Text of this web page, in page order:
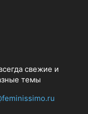
свежие и
темы